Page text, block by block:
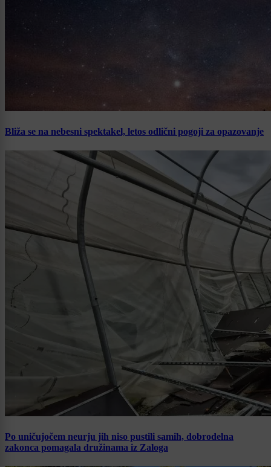
Bliža se na nebesni spektakel, letos odlični pogoji za opazovanje
Po uničujočem neurju jih niso pustili samih, dobrodelna
zakonca pomagala družinama iz Zaloga